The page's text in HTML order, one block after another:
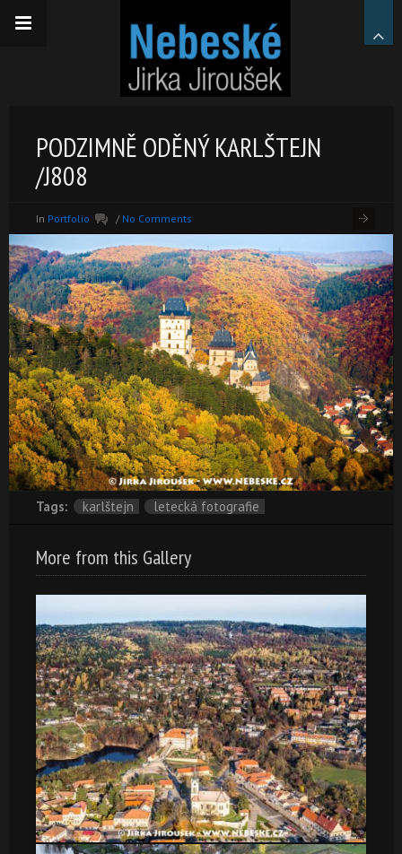
PODZIMNĚ ODĚNÝ KARLŠTEJN
/J808
In Portfolio / No Comments
Tags: karlštejn letecká fotografie
More from this Gallery